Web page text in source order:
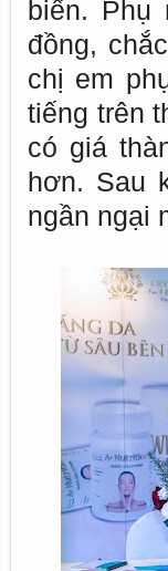
biển. Phụ
đồng,
chị em
tiếng trên
có giá
hơn. Sau
ngần ngại